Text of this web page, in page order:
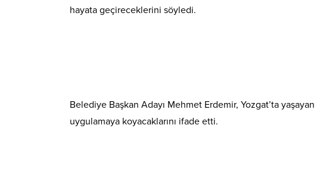
hayata geçireceklerini söyledi.
Belediye Başkan Adayı Mehmet Erdemir, Yozgat’ta
uygulamaya koyacaklarını ifade etti.